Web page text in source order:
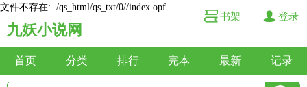
文件不存在: ./qs_html/qs_txt/0//index.opf
九妖小说网
书架 登录
首页 分类 排行 完本 最新 记录